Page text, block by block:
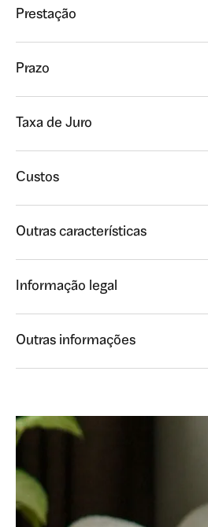
Prestação
Prazo
Taxa de Juro
Custos
Outras características
Informação legal
Outras informações